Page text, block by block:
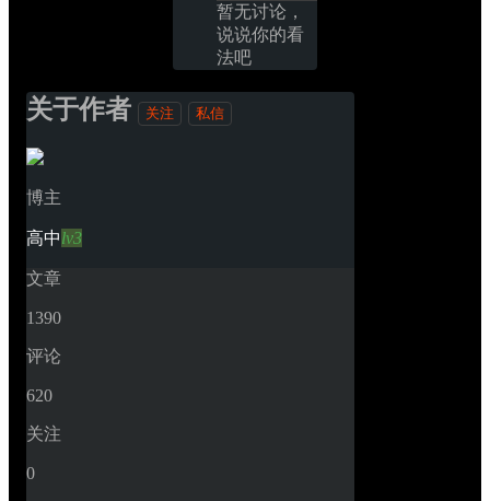
暂无讨论，
说说你的看
法吧
关于作者 关注 私信
博主
高中lv3
文章
1390
评论
620
关注
0